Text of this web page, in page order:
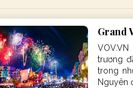
Grand
trương
trong
Nguyên